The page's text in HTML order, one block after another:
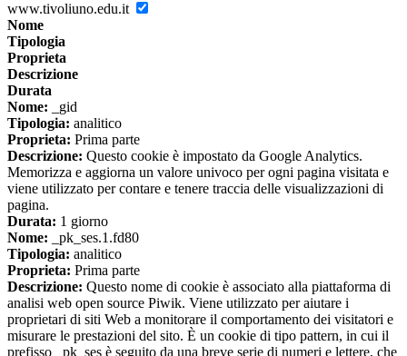
www.tivoliuno.edu.it
Nome
Tipologia
Proprieta
Descrizione
Durata
Nome: _gid
Tipologia: analitico
Proprieta: Prima parte
Descrizione: Questo cookie è impostato da Google Analytics.
Memorizza e aggiorna un valore univoco per ogni pagina visitata e
viene utilizzato per contare e tenere traccia delle visualizzazioni di
pagina.
Durata: 1 giorno
Nome: _pk_ses.1.fd80
Tipologia: analitico
Proprieta: Prima parte
Descrizione: Questo nome di cookie è associato alla piattaforma di
analisi web open source Piwik. Viene utilizzato per aiutare i
proprietari di siti Web a monitorare il comportamento dei visitatori e
misurare le prestazioni del sito. È un cookie di tipo pattern, in cui il
prefisso _pk_ses è seguito da una breve serie di numeri e lettere, che